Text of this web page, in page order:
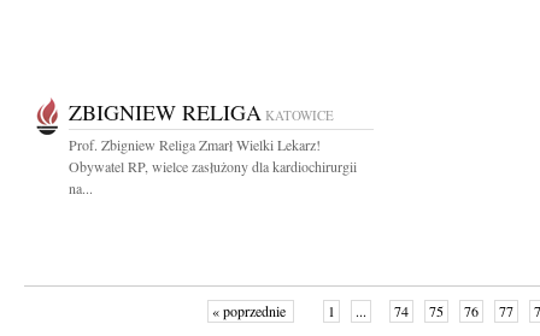
ZBIGNIEW RELIGA KATOWICE
Prof. Zbigniew Religa Zmarł Wielki Lekarz!
Obywatel RP, wielce zasłużony dla kardiochirurgii
na...
« poprzednie 1 ... 74 75 76 77